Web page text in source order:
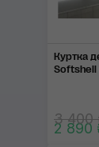
Куртка
Softshell
3 400
2 890